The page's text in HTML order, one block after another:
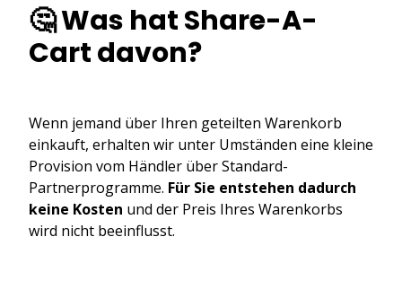
🤔 Was hat Share-A-
Cart davon?
Wenn jemand über Ihren geteilten Warenkorb
einkauft, erhalten wir unter Umständen eine kleine
Provision vom Händler über Standard-
Partnerprogramme. Für Sie entstehen dadurch
keine Kosten und der Preis Ihres Warenkorbs
wird nicht beeinflusst.